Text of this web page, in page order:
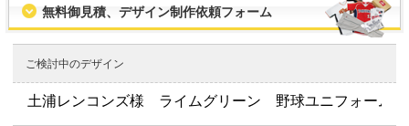
無料御見積、デザイン制作依頼フォーム
ご検討中のデザイン